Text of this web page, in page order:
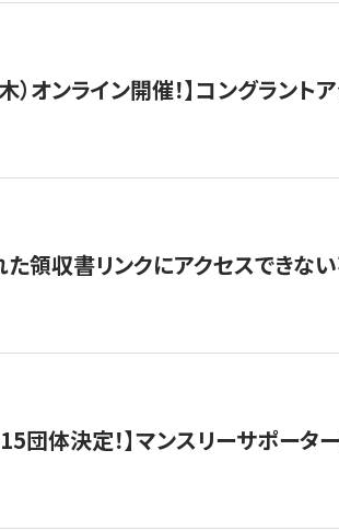
）オンライン開催！】コングラン
領収書リンクにアクセスできな
団体決定！】マンスリーサポー